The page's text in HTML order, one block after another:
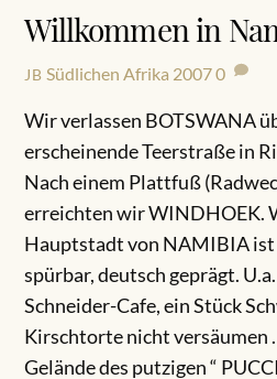
Willkommen in
JB Südlichen Afrika 20070
Wir verlassen BOTSWANA
erscheinende Teerstraße in
Nach einem Plattfuß
erreichten wir WINDHOEK.
Hauptstadt von NAMIBIA ist
spürbar, deutsch geprägt.
Schneider-Cafe, ein Stück
Kirschtorte nicht versäumen
Gelände des putzigen “